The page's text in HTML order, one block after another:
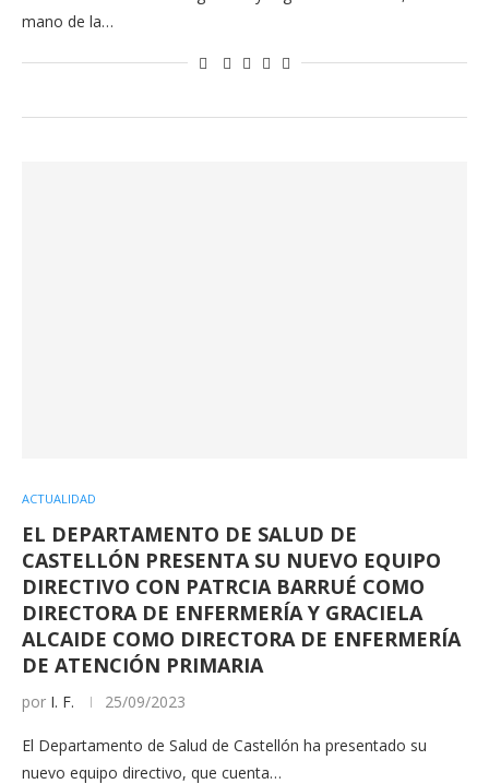
mano de la…
ACTUALIDAD
EL DEPARTAMENTO DE SALUD DE
CASTELLÓN PRESENTA SU NUEVO EQUIPO
DIRECTIVO CON PATRCIA BARRUÉ COMO
DIRECTORA DE ENFERMERÍA Y GRACIELA
ALCAIDE COMO DIRECTORA DE ENFERMERÍA
DE ATENCIÓN PRIMARIA
por I. F. 25/09/2023
El Departamento de Salud de Castellón ha presentado su
nuevo equipo directivo, que cuenta…